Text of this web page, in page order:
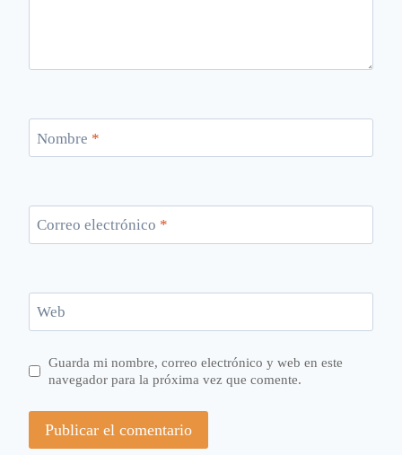
Nombre *
Correo electrónico *
Web
Guarda mi nombre, correo electrónico y web en este
navegador para la próxima vez que comente.